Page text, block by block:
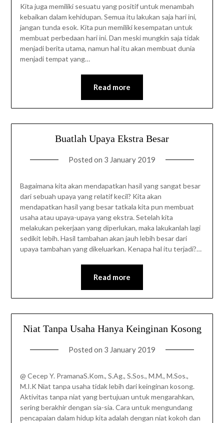
Kita juga memiliki sesuatu yang positif untuk menambah
kebaikan dalam kehidupan. Semua itu lakukan saja hari ini,
jangan tunda esok. Kita pun memiliki kesempatan untuk
membuat perbedaan hari ini. Dan meski mungkin saja tidak
menjadi berita utama, namun hal itu akan membuat dunia
menjadi tempat yang…
Read more
Buatlah Upaya Ekstra Besar
Posted on 3 January 2019
Bagaimana kita akan mendapatkan hasil yang sangat besar
dari sebuah upaya yang relatif kecil? Kita akan
mendapatkan hasil yang besar tatkala kita pun membuat
usaha atau upaya-upaya yang ekstra. Setelah kita
melakukan pekerjaan yang diperlukan, maka lakukanlah lagi
sedikit lebih. Hasil tambahan akan jauh lebih besar dari
upaya tambahan yang dikeluarkan. Kenapa hal itu terjadi?…
Read more
Niat Tanpa Usaha Hanya Keinginan Kosong
Posted on 3 January 2019
@ Cecep Y. PramanaS.Kom., S.Ag., S.Sos., M.M., M.Sos.,
M.I.K Niat tanpa usaha tidak lebih dari keinginan kosong.
Aktivitas tanpa niat yang bertujuan untuk mengarahkan,
sering berakhir dengan sia-sia. Cara untuk mengundang
pencapaian dalam hidup kita adalah dengan niat kokoh dan